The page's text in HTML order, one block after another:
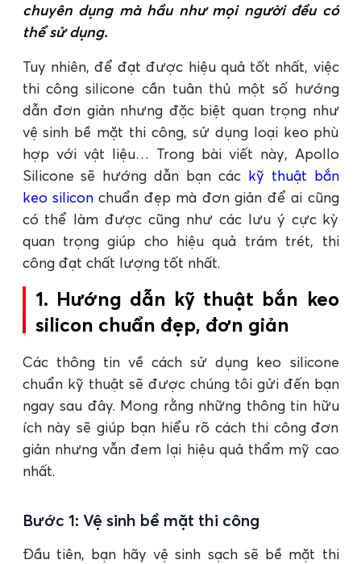
chuyên dụng mà hầu như mọi người đều có
thể sử dụng.
Tuy nhiên, để đạt được hiệu quả tốt nhất, việc
thi công silicone cần tuân thủ một số hướng
dẫn đơn giản nhưng đặc biệt quan trọng như
vệ sinh bề mặt thi công, sử dụng loại keo phù
hợp với vật liệu… Trong bài viết này, Apollo
Silicone sẽ hướng dẫn bạn các kỹ thuật bắn
keo siliconchuẩn đẹp mà đơn giản để ai cũng
có thể làm được cũng như các lưu ý cực kỳ
quan trọng giúp cho hiệu quả trám trét, thi
công đạt chất lượng tốt nhất.
1. Hướng dẫn kỹ thuật bắn keo
silicon chuẩn đẹp, đơn giản
Các thông tin về cách sử dụng keo silicone
chuẩn kỹ thuật sẽ được chúng tôi gửi đến bạn
ngay sau đây. Mong rằng những thông tin hữu
ích này sẽ giúp bạn hiểu rõ cách thi công đơn
giản nhưng vẫn đem lại hiệu quả thẩm mỹ cao
nhất.
Bước 1: Vệ sinh bề mặt thi công
Đầu tiên, bạn hãy vệ sinh sạch sẽ bề mặt thi